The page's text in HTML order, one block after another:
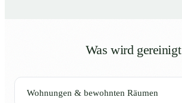
Was wird gereinigt
Wohnungen & bewohnten Räumen